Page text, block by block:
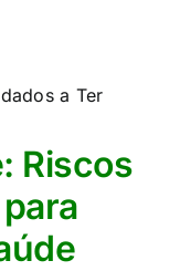
Riscos